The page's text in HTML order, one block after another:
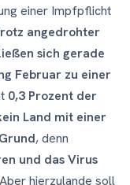
einer Impfpflicht
angedrohter
sich gerade
Februar zu einer
0,3 Prozent der
Land mit einer
, denn
und das Virus
Aber hierzulande soll